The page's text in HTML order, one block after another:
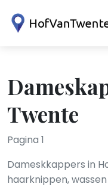
Twente
Pagina 1
Dameskkappers in
haarknippen,